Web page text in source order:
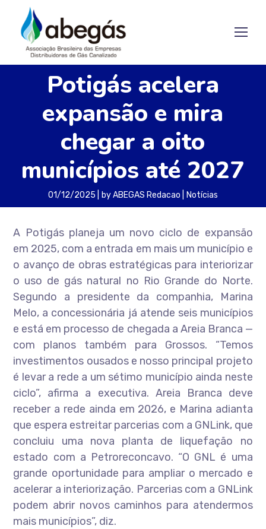
Potigás acelera
expansão e mira
chegar a oito
municípios até 2027
01/12/2025 byABEGAS Redacao Notícias
A Potigás planeja um novo ciclo de expansão
em 2025, com a entrada em mais um município e
o avanço de obras estratégicas para interiorizar
o uso de gás natural no Rio Grande do Norte.
Segundo a presidente da companhia, Marina
Melo, a concessionária já atende seis municípios
e está em processo de chegada a Areia Branca —
com planos também para Grossos. “Temos
investimentos ousados e nosso principal projeto
é levar a rede a um sétimo município ainda neste
ciclo”, afirma a executiva. Areia Branca deve
receber a rede ainda em 2026, e Marina adianta
que espera estreitar parcerias com a GNLink, que
concluiu uma nova planta de liquefação no
estado com a Petroreconcavo. “O GNL é uma
grande oportunidade para ampliar o mercado e
acelerar a interiorização. Parcerias com a GNLink
podem abrir novos caminhos para atendermos
mais municípios”, diz.